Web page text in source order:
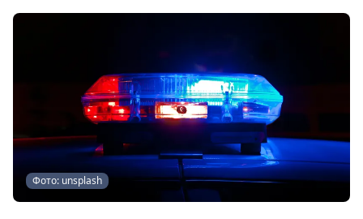
Фото: unsplash